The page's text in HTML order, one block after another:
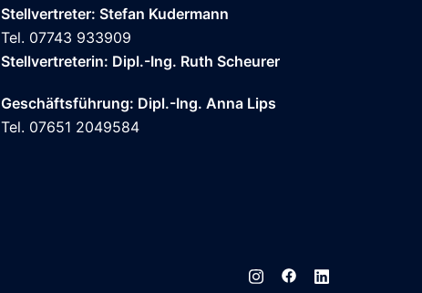
Stellvertreter: Stefan Kudermann
Tel. 07743 933909
Stellvertreterin: Dipl.-Ing. Ruth Scheurer
Geschäftsführung: Dipl.-Ing. Anna Lips
Tel. 07651 2049584